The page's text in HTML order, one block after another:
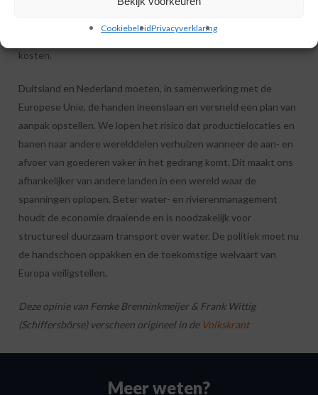
CookiebeleidPrivacyverklaring
onderzocht. Een paardenmiddel dat gepaard gaat met enorme
kosten.
Duitsland en Nederland moeten, in samenwerking met de
Europese Unie, de handen ineenslaan en versneld een plan van
aanpak opstellen. We lopen het risico dat productielocaties en
banen naar andere werelddelen verhuizen wanneer de aan- en
afvoer van goederen vaker in het gedrang komt. Dit maakt ons
afhankelijker van andere landen in een wereld waar de
spanningen oplopen. Beter water- en rivierenmanagement
houdt de economie draaiende en is noodzakelijk voor
structureel duurzaam transport over water. De politiek moet nu
de handschoen oppakken en de toekomstige welvaart van
Europa veiligstellen.
Deze opinie van Femke Brenninkmeijer & Frank Wittig
(Schiffersbörse) verscheen origineel in de Volkskrant
Meer weten?